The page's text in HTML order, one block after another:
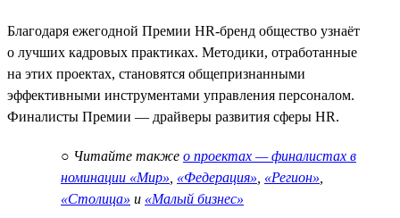
Благодаря ежегодной Премии HR-бренд общество узнаёт
о лучших кадровых практиках. Методики, отработанные
на этих проектах, становятся общепризнанными
эффективными инструментами управления персоналом.
Финалисты Премии — драйверы развития сферы HR.
○ Читайте также о проектах — финалистах в
номинации «Мир» «Федерация» «Регион»
«Столица» и «Малый бизнес»